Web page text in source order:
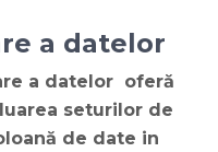
a datelor
a datelor oferă
seturilor de
de date in